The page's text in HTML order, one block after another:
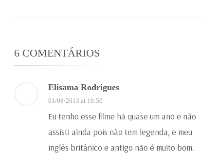
6 COMENTÁRIOS
Elisama Rodrigues
01/08/2013 at 10:50
Eu tenho esse filme há quase um ano e não
assisti ainda pois não tem legenda, e meu
inglês britânico e antigo não é muito bom.